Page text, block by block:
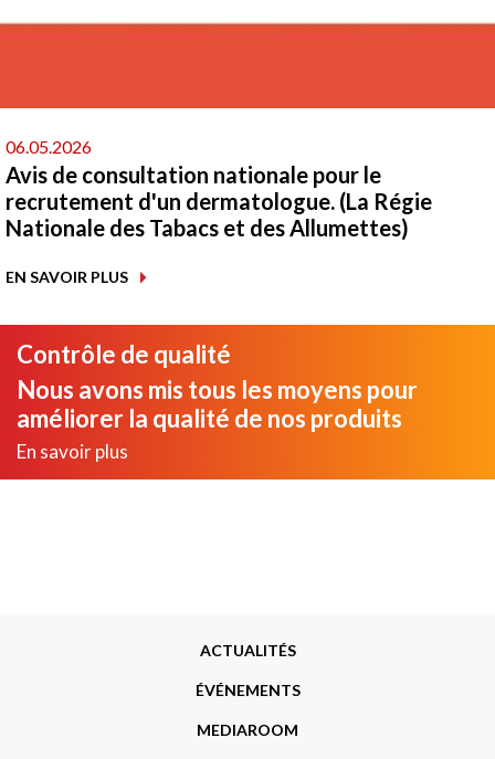
06.05.2026
Avis de consultation nationale pour le
recrutement d'un dermatologue. (La Régie
Nationale des Tabacs et des Allumettes)
EN SAVOIR PLUS
Contrôle de qualité
Nous avons mis tous les moyens pour
améliorer la qualité de nos produits
En savoir plus
ACTUALITÉS
ÉVÉNEMENTS
MEDIAROOM